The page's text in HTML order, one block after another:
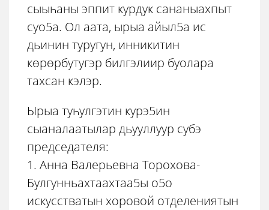
сыыһаны эппит курдук сананыахпыт
суо5а. Ол аата, ырыа айыл5а ис
дьинин туругун, инникитин
кѳрѳрбутугэр билгэлиир буолара
тахсан кэлэр.
Ырыа туһулгэтин курэ5ин
сыаналаатылар дьууллуур субэ
председателя:
1. Анна Валерьевна Торохова-
Булгунньахтаахтаа5ы о5о
искусстватын хоровой отделениятын